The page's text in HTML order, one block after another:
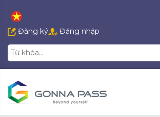
Đăng ký
Đăng nhập